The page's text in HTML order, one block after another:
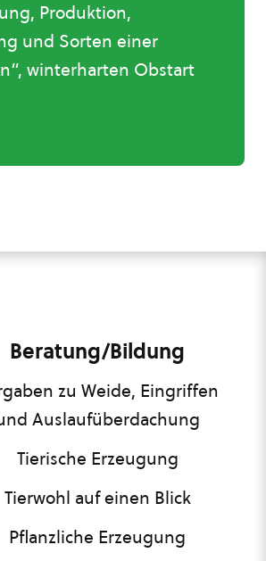
Produktion,
und Sorten einer
winterharten Obstart
Beratung/Bildung
zu Weide, Eingriffen
Auslaufüberdachung
Tierische Erzeugung
Tierwohl auf einen Blick
Pflanzliche Erzeugung